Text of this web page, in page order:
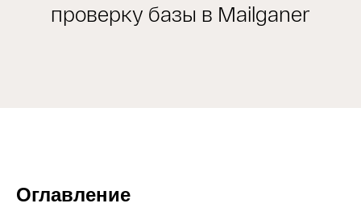
проверку базы в Mailganer
Оглавление